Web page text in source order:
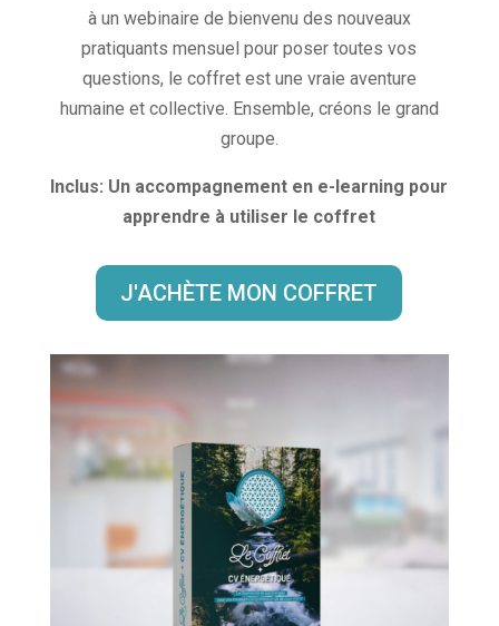
à un webinaire de bienvenu des nouveaux
pratiquants mensuel pour poser toutes vos
questions, le coffret est une vraie aventure
humaine et collective. Ensemble, créons le grand
groupe.
Inclus: Un accompagnement en e-learning pour
apprendre à utiliser le coffret
J'ACHÈTE MON COFFRET